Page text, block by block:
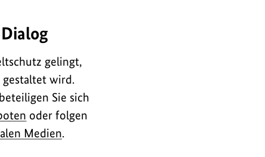
gelingt,
gestaltet wird.
Sie sich
oder folgen
Medien.